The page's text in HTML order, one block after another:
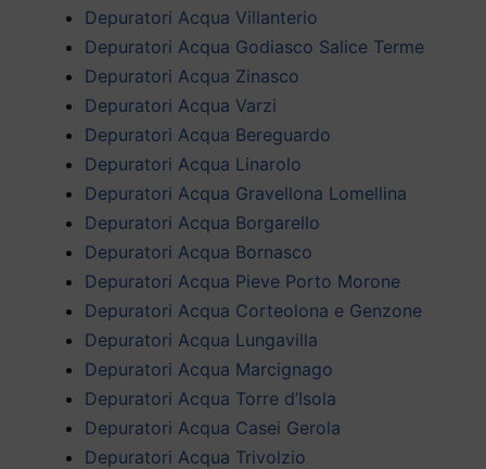
Depuratori Acqua Villanterio
Depuratori Acqua Godiasco Salice Terme
Depuratori Acqua Zinasco
Depuratori Acqua Varzi
Depuratori Acqua Bereguardo
Depuratori Acqua Linarolo
Depuratori Acqua Gravellona Lomellina
Depuratori Acqua Borgarello
Depuratori Acqua Bornasco
Depuratori Acqua Pieve Porto Morone
Depuratori Acqua Corteolona e Genzone
Depuratori Acqua Lungavilla
Depuratori Acqua Marcignago
Depuratori Acqua Torre d’Isola
Depuratori Acqua Casei Gerola
Depuratori Acqua Trivolzio